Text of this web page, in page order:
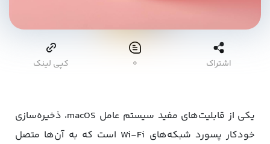
اشتراک ۰ کپی لینک
یکی از قابلیت‌های مفید سیستم‌ عامل macOS، ذخیره‌سازی
خودکار پسورد شبکه‌های Wi-Fi است که به آن‌ها متصل